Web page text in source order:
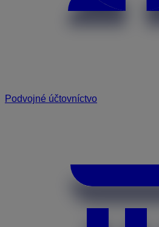
Podvojné účtovníctvo